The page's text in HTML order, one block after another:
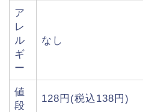
ア
レ
ル
ギ
ー
なし
値
段
128円(税込138円)